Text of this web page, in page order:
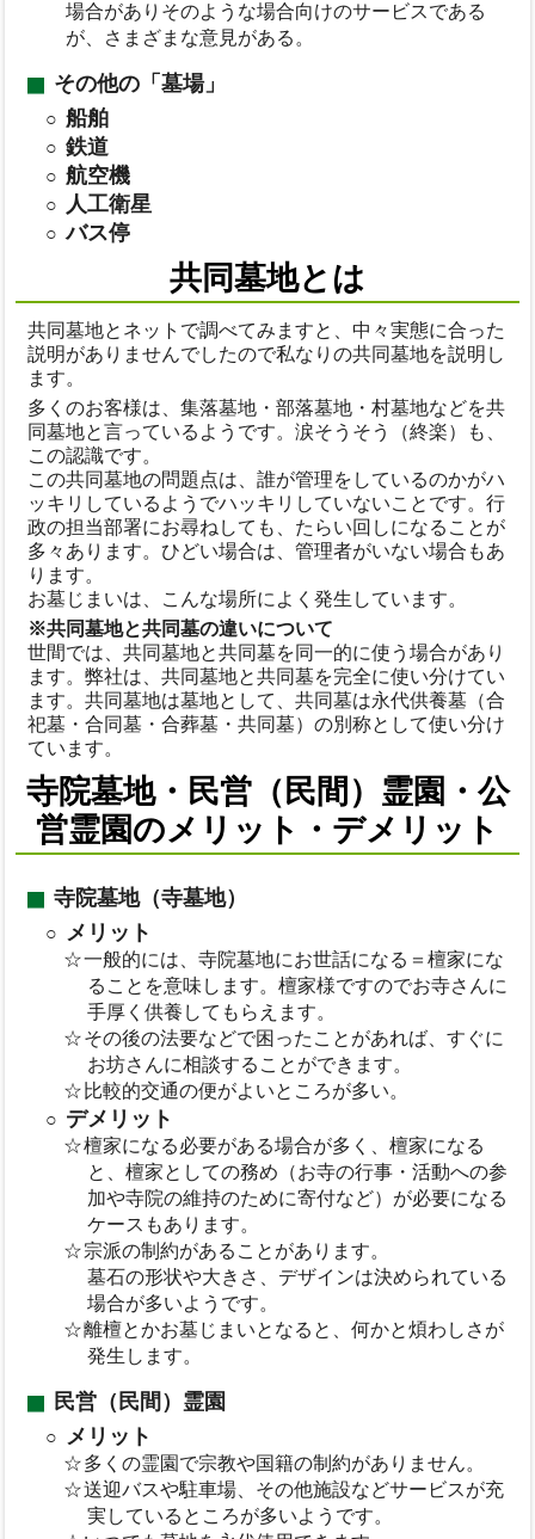
場合がありそのような場合向けのサービスである
が、さまざまな意見がある。
その他の「墓場」
船舶
鉄道
航空機
人工衛星
バス停
共同墓地とは
共同墓地とネットで調べてみますと、中々実態に合った
説明がありませんでしたので私なりの共同墓地を説明し
ます。
多くのお客様は、集落墓地・部落墓地・村墓地などを共
同墓地と言っているようです。涙そうそう（終楽）も、
この認識です。
この共同墓地の問題点は、誰が管理をしているのかがハ
ッキリしているようでハッキリしていないことです。行
政の担当部署にお尋ねしても、たらい回しになることが
多々あります。ひどい場合は、管理者がいない場合もあ
ります。
お墓じまいは、こんな場所によく発生しています。
※共同墓地と共同墓の違いについて
世間では、共同墓地と共同墓を同一的に使う場合があり
ます。弊社は、共同墓地と共同墓を完全に使い分けてい
ます。共同墓地は墓地として、共同墓は永代供養墓（合
祀墓・合同墓・合葬墓・共同墓）の別称として使い分け
ています。
寺院墓地・民営（民間）霊園・公
営霊園のメリット・デメリット
寺院墓地（寺墓地）
メリット
一般的には、寺院墓地にお世話になる＝檀家にな
ることを意味します。檀家様ですのでお寺さんに
手厚く供養してもらえます。
その後の法要などで困ったことがあれば、すぐに
お坊さんに相談することができます。
比較的交通の便がよいところが多い。
デメリット
檀家になる必要がある場合が多く、檀家になる
と、檀家としての務め（お寺の行事・活動への参
加や寺院の維持のために寄付など）が必要になる
ケースもあります。
宗派の制約があることがあります。
墓石の形状や大きさ、デザインは決められている
場合が多いようです。
離檀とかお墓じまいとなると、何かと煩わしさが
発生します。
民営（民間）霊園
メリット
多くの霊園で宗教や国籍の制約がありません。
送迎バスや駐車場、その他施設などサービスが充
実しているところが多いようです。